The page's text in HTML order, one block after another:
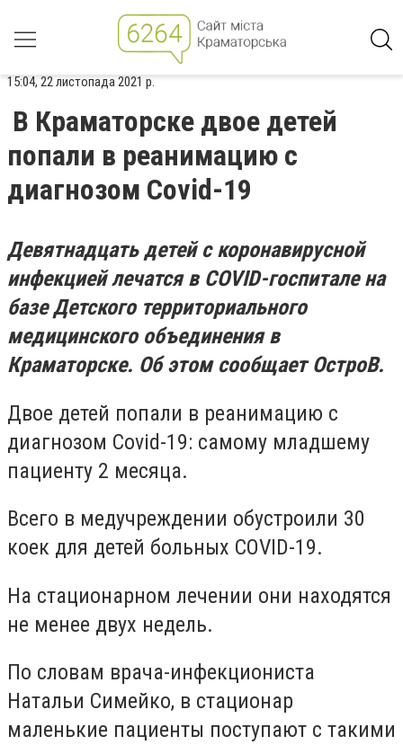
15:04, 22 листопада 2021 р.
В Краматорске двое детей
попали в реанимацию с
диагнозом Covid-19
Девятнадцать детей с коронавирусной
инфекцией лечатся в COVID-госпитале на
базе Детского территориального
медицинского объединения в
Краматорске. Об этом сообщает ОстроВ.
Двое детей попали в реанимацию с
диагнозом Covid-19: самому младшему
пациенту 2 месяца.
Всего в медучреждении обустроили 30
коек для детей больных COVID-19.
На стационарном лечении они находятся
не менее двух недель.
По словам врача-инфекциониста
Натальи Симейко, в стационар
маленькие пациенты поступают с такими